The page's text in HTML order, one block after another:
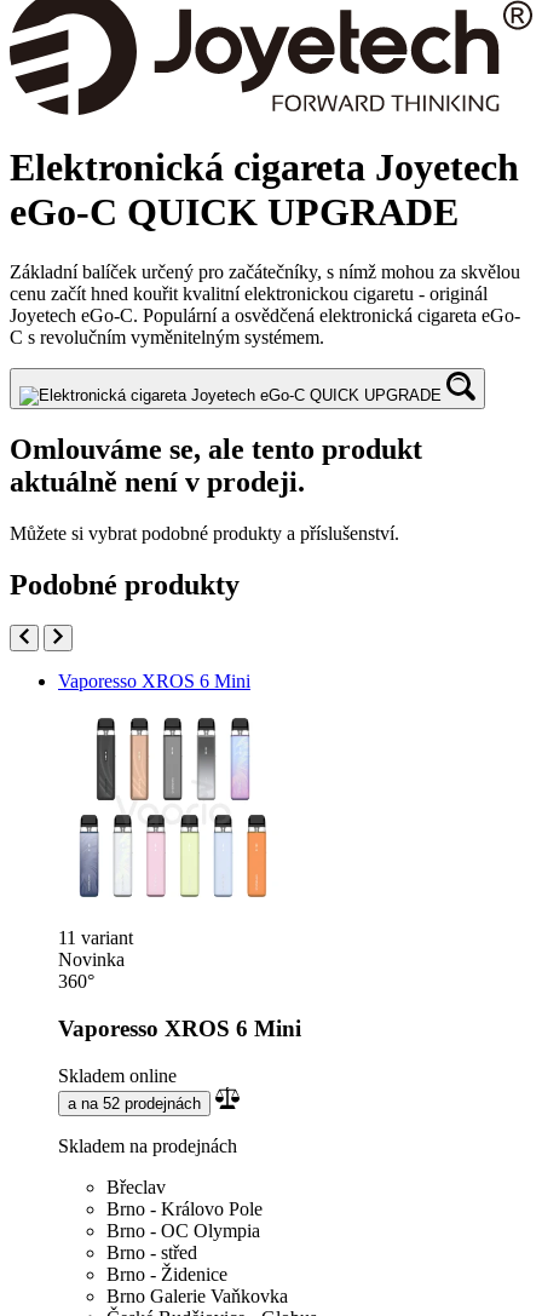
Elektronická cigareta Joyetech
eGo-C QUICK UPGRADE
Základní balíček určený pro začátečníky, s nímž mohou za skvělou
cenu začít hned kouřit kvalitní elektronickou cigaretu - originál
Joyetech eGo-C. Populární a osvědčená elektronická cigareta eGo-
C s revolučním vyměnitelným systémem.
Omlouváme se, ale tento produkt
aktuálně není v prodeji.
Můžete si vybrat podobné produkty a příslušenství.
Podobné produkty
Vaporesso XROS 6 Mini
11 variant
Novinka
360°
Vaporesso XROS 6 Mini
Skladem online
a na 52 prodejnách
Skladem na prodejnách
Břeclav
Brno - Královo Pole
Brno - OC Olympia
Brno - střed
Brno - Židenice
Brno Galerie Vaňkovka